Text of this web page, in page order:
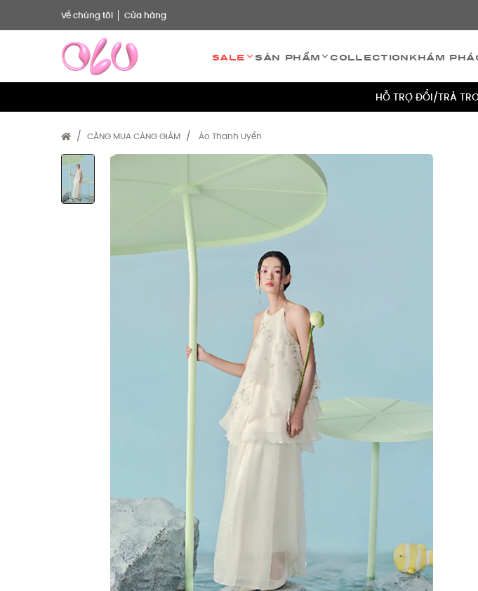
Về chúng tôi Cửa hàng
Sale Sản phẩm Collection Khám phá
HỖ TRỢ ĐỔI/TRẢ
MIỄN PHÍ VẬN CHUYỂN
HỖ TRỢ ĐỔI/TRẢ
TÍCH ĐIỂM 5%
CÀNG MUA CÀNG GIẢM Áo Thanh Uyển